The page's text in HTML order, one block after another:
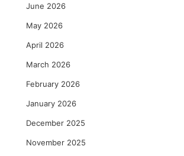
June 2026
May 2026
April 2026
March 2026
February 2026
January 2026
December 2025
November 2025